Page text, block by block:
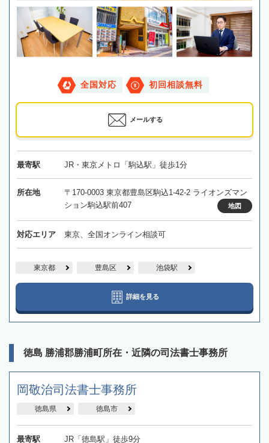
全国対応 初回相談無料
メールする
最寄駅 JR・東京メトロ「駒込駅」徒歩1分
所在地
〒170-0003 東京都豊島区駒込1-42-2 ライオンズマン
ション駒込駅前407
地図
対応エリア 東京、全国オンライン相談可
東京都 豊島区 池袋駅
詳細を見る
徳島 勝浦郡勝浦町所在・近隣の司法書士事務所
岡敬治司法書士事務所
徳島県 徳島市
最寄駅 JR「徳島駅」徒歩9分